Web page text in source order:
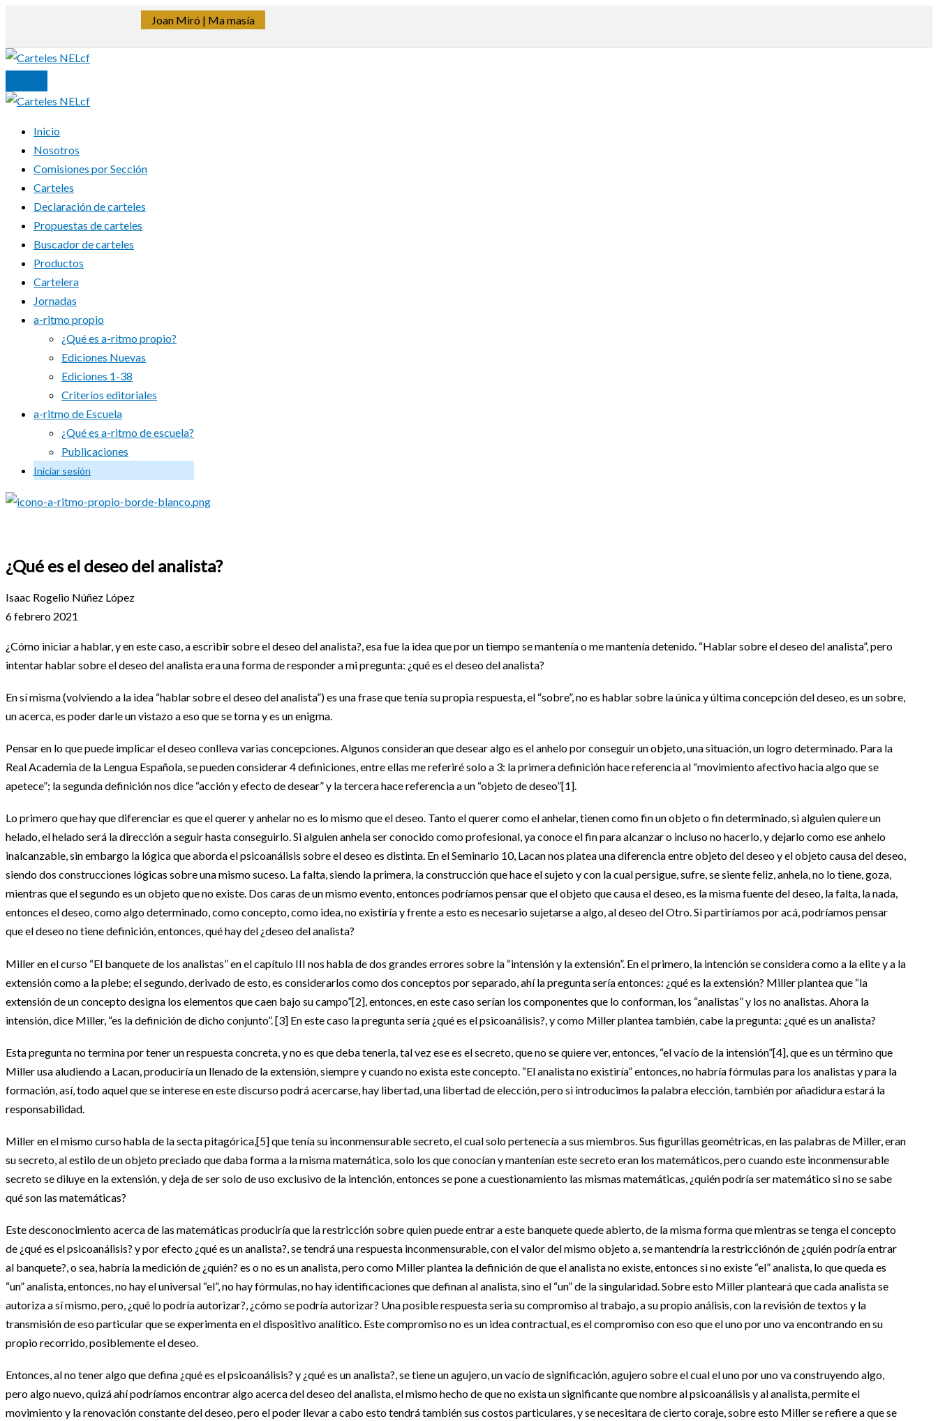
contenido
Inicio
Nosotros
Comisiones por Sección
Carteles
Declaración de carteles
Propuestas de carteles
Buscador de carteles
Productos
Cartelera
Jornadas
a-ritmo propio
¿Qué es a-ritmo propio?
Ediciones Nuevas
Ediciones 1-38
Criterios editoriales
a-ritmo de Escuela
¿Qué es a-ritmo de escuela?
Publicaciones
Iniciar sesión
Joan Miró | Ma masía
¿Qué es el deseo del analista?
Isaac Rogelio Núñez López
6 febrero 2021
¿Cómo iniciar a hablar, y en este caso, a escribir sobre el deseo del analista?, esa fue la idea que por un tiempo se mantenía o me mantenía detenido. “Hablar sobre el deseo del analista”, pero
intentar hablar sobre el deseo del analista era una forma de responder a mi pregunta: ¿qué es el deseo del analista?
En sí misma (volviendo a la idea “hablar sobre el deseo del analista”) es una frase que tenía su propia respuesta, el “sobre”, no es hablar sobre la única y última concepción del deseo, es un sobre,
un acerca, es poder darle un vistazo a eso que se torna y es un enigma.
Pensar en lo que puede implicar el deseo conlleva varias concepciones. Algunos consideran que desear algo es el anhelo por conseguir un objeto, una situación, un logro determinado. Para la
Real Academia de la Lengua Española, se pueden considerar 4 definiciones, entre ellas me referiré solo a 3: la primera definición hace referencia al “movimiento afectivo hacia algo que se
apetece”; la segunda definición nos dice “acción y efecto de desear” y la tercera hace referencia a un “objeto de deseo”[1].
Lo primero que hay que diferenciar es que el querer y anhelar no es lo mismo que el deseo. Tanto el querer como el anhelar, tienen como fin un objeto o fin determinado, si alguien quiere un
helado, el helado será la dirección a seguir hasta conseguirlo. Si alguien anhela ser conocido como profesional, ya conoce el fin para alcanzar o incluso no hacerlo, y dejarlo como ese anhelo
inalcanzable, sin embargo la lógica que aborda el psicoanálisis sobre el deseo es distinta. En el Seminario 10, Lacan nos platea una diferencia entre objeto del deseo y el objeto causa del deseo,
siendo dos construcciones lógicas sobre una mismo suceso. La falta, siendo la primera, la construcción que hace el sujeto y con la cual persigue, sufre, se siente feliz, anhela, no lo tiene, goza,
mientras que el segundo es un objeto que no existe. Dos caras de un mismo evento, entonces podríamos pensar que el objeto que causa el deseo, es la misma fuente del deseo, la falta, la nada,
entonces el deseo, como algo determinado, como concepto, como idea, no existiría y frente a esto es necesario sujetarse a algo, al deseo del Otro. Si partiríamos por acá, podríamos pensar
que el deseo no tiene definición, entonces, qué hay del ¿deseo del analista?
Miller en el curso “El banquete de los analistas” en el capítulo III nos habla de dos grandes errores sobre la “intensión y la extensión”. En el primero, la intención se considera como a la elite y a la
extensión como a la plebe; el segundo, derivado de esto, es considerarlos como dos conceptos por separado, ahí la pregunta sería entonces: ¿qué es la extensión? Miller plantea que “la
extensión de un concepto designa los elementos que caen bajo su campo”[2], entonces, en este caso serían los componentes que lo conforman, los “analistas” y los no analistas. Ahora la
intensión, dice Miller, “es la definición de dicho conjunto”. [3] En este caso la pregunta sería ¿qué es el psicoanálisis?, y como Miller plantea también, cabe la pregunta: ¿qué es un analista?
Esta pregunta no termina por tener un respuesta concreta, y no es que deba tenerla, tal vez ese es el secreto, que no se quiere ver, entonces, “el vacío de la intensión”[4], que es un término que
Miller usa aludiendo a Lacan, produciría un llenado de la extensión, siempre y cuando no exista este concepto. “El analista no existiría” entonces, no habría fórmulas para los analistas y para la
formación, así, todo aquel que se interese en este discurso podrá acercarse, hay libertad, una libertad de elección, pero si introducimos la palabra elección, también por añadidura estará la
responsabilidad.
Miller en el mismo curso habla de la secta pitagórica,[5] que tenía su inconmensurable secreto, el cual solo pertenecía a sus miembros. Sus figurillas geométricas, en las palabras de Miller, eran
su secreto, al estilo de un objeto preciado que daba forma a la misma matemática, solo los que conocían y mantenían este secreto eran los matemáticos, pero cuando este inconmensurable
secreto se diluye en la extensión, y deja de ser solo de uso exclusivo de la intención, entonces se pone a cuestionamiento las mismas matemáticas, ¿quién podría ser matemático si no se sabe
qué son las matemáticas?
Este desconocimiento acerca de las matemáticas produciría que la restricción sobre quien puede entrar a este banquete quede abierto, de la misma forma que mientras se tenga el concepto
de ¿qué es el psicoanálisis? y por efecto ¿qué es un analista?, se tendrá una respuesta inconmensurable, con el valor del mismo objeto a, se mantendría la restricciónón de ¿quién podría entrar
al banquete?, o sea, habría la medición de ¿quién? es o no es un analista, pero como Miller plantea la definición de que el analista no existe, entonces si no existe “el” analista, lo que queda es
“un” analista, entonces, no hay el universal “el”, no hay fórmulas, no hay identificaciones que definan al analista, sino el “un” de la singularidad. Sobre esto Miller planteará que cada analista se
autoriza a sí mismo, pero, ¿qué lo podría autorizar?, ¿cómo se podría autorizar? Una posible respuesta seria su compromiso al trabajo, a su propio análisis, con la revisión de textos y la
transmisión de eso particular que se experimenta en el dispositivo analítico. Este compromiso no es un idea contractual, es el compromiso con eso que el uno por uno va encontrando en su
propio recorrido, posiblemente el deseo.
Entonces, al no tener algo que defina ¿qué es el psicoanálisis? y ¿qué es un analista?, se tiene un agujero, un vacío de significación, agujero sobre el cual el uno por uno va construyendo algo,
pero algo nuevo, quizá ahí podríamos encontrar algo acerca del deseo del analista, el mismo hecho de que no exista un significante que nombre al psicoanálisis y al analista, permite el
movimiento y la renovación constante del deseo, pero el poder llevar a cabo esto tendrá también sus costos particulares, y se necesitara de cierto coraje, sobre esto Miller se refiere a que se